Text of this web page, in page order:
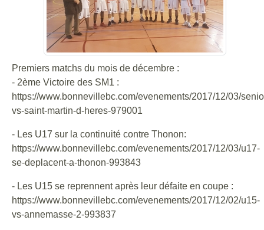
Premiers matchs du mois de décembre :
- 2ème Victoire des SM1 :
https://www.bonnevillebc.com/evenements/2017/12/03/
vs-saint-martin-d-heres-979001
- Les U17 sur la continuité contre Thonon:
https://www.bonnevillebc.com/evenements/2017/12/03/u17-
se-deplacent-a-thonon-993843
- Les U15 se reprennent après leur défaite en coupe :
https://www.bonnevillebc.com/evenements/2017/12/02/u15-
vs-annemasse-2-993837